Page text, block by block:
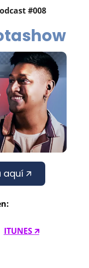
#008
aquí 🡭
ITUNES 🡭